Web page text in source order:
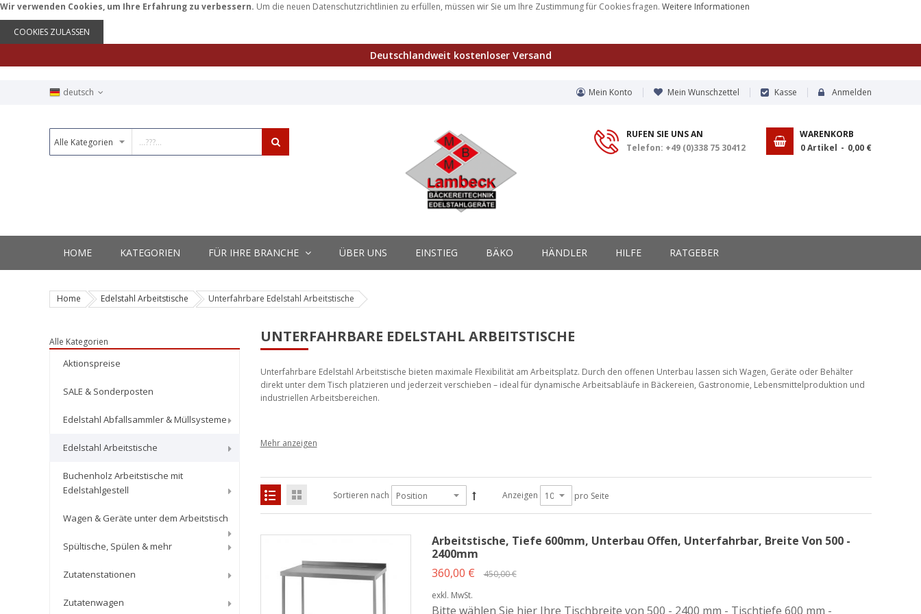
Wir verwenden Cookies, um Ihre Erfahrung zu verbessern. Um die neuen Datenschutzrichtlinien zu erfüllen, müssen wir Sie um Ihre Zustimmung für Cookies fragen. Weitere Informationen
COOKIES ZULASSEN
Deutschlandweit kostenloser Versand
deutsch Mein Konto Mein Wunschzettel Kasse Anmelden
WARENKORB
0Artikel 0,00 €
RUFEN SIE UNS AN
Telefon: +49 (0)338 75 30412
HOME KATEGORIEN FÜR IHRE BRANCHE ÜBER UNS EINSTIEG BÄKO HÄNDLER HILFE RATGEBER
Home Edelstahl Arbeitstische Unterfahrbare Edelstahl Arbeitstische
UNTERFAHRBARE EDELSTAHL ARBEITSTISCHE
Unterfahrbare Edelstahl Arbeitstische bieten maximale Flexibilität am Arbeitsplatz. Durch den offenen Unterbau lassen sich Wagen, Geräte oder Behälter
direkt unter dem Tisch platzieren und jederzeit verschieben – ideal für dynamische Arbeitsabläufe in Bäckereien, Gastronomie, Lebensmittelproduktion und
industriellen Arbeitsbereichen.
Unterfahrbare Edelstahl Arbeitstische mit offenem Unterbau
Unsere unterfahrbaren Arbeitstische aus Edelstahl sind speziell für Arbeitsbereiche konzipiert, in denen Bewegungsfreiheit, Flexibilität und eine freie
Unterstellung von Geräten eine zentrale Rolle spielen. Der offene Unterbau ermöglicht das einfache Unterfahren mit Wagen, Maschinen oder mobilen
Arbeitsmitteln – ohne Einschränkung durch Ablageböden oder geschlossene Elemente.
Langlebigkeit – selbst bei intensiver täglicher Nutzung.
Maße & Konfigurationsmöglichkeiten
Die unterfahrbaren Edelstahl Arbeitstische sind in zahlreichen Abmessungen erhältlich und lassen sich optimal an Ihre Arbeitsumgebung anpassen:
Sortieren nach Anzeigen pro Seite
Arbeitstische, Tiefe 600mm, Unterbau Offen, Unterfahrbar, Breite Von 500 -
2400mm
360,00 €
450,00 €
exkl. MwSt.
Bitte wählen Sie hier Ihre Tischbreite von 500 - 2400 mm - Tischtiefe 600 mm -
Alle Kategorien
Aktionspreise
SALE & Sonderposten
Edelstahl Abfallsammler & Müllsysteme
Edelstahl Arbeitstische
Buchenholz Arbeitstische mit
Edelstahlgestell
Wagen & Geräte unter dem Arbeitstisch
Spültische, Spülen & mehr
Zutatenstationen
Zutatenwagen